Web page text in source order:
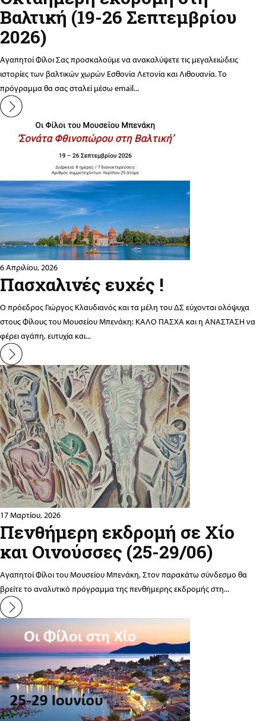
Βαλτική (19-26 Σεπτεμβρίου
2026)
Αγαπητοί Φίλοι Σας προσκαλούμε να ανακαλύψετε τις μεγαλειώδεις
ιστορίες των βαλτικών χωρών Εσθονία Λετονία και Λιθουανία. Το
πρόγραμμα θα σας σταλεί μέσω email...
6 Απριλίου, 2026
Πασχαλινές ευχές !
Ο πρόεδρος Γιώργος Κλαυδιανός και τα μέλη του ΔΣ εύχονται ολόψυχα
στους Φίλους του Μουσείου Μπενάκη: ΚΑΛΟ ΠΑΣΧΑ και η ΑΝΑΣΤΑΣΗ να
φέρει αγάπη, ευτυχία και...
17 Μαρτίου, 2026
Πενθήμερη εκδρομή σε Χίο
και Οινούσσες (25-29/06)
Αγαπητοί Φίλοι του Μουσείου Μπενάκη, Στον παρακάτω σύνδεσμο θα
βρείτε το αναλυτικό πρόγραμμα της πενθήμερης εκδρομής στη...